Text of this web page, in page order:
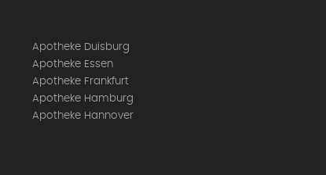
Apotheke Duisburg
Apotheke Essen
Apotheke Frankfurt
Apotheke Hamburg
Apotheke Hannover